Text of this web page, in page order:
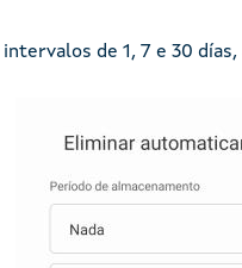
de 1, 7 e 30